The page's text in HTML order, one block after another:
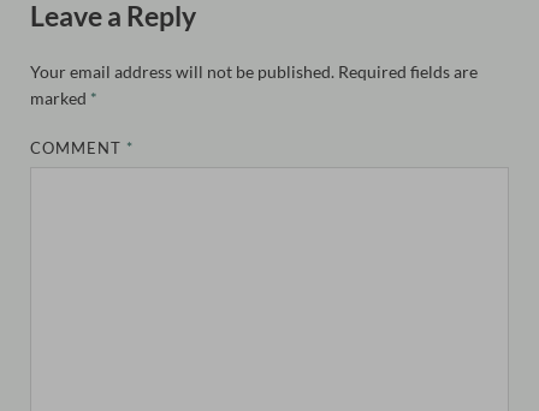
Leave a Reply
Your email address will not be published. Required fields are
marked *
COMMENT *